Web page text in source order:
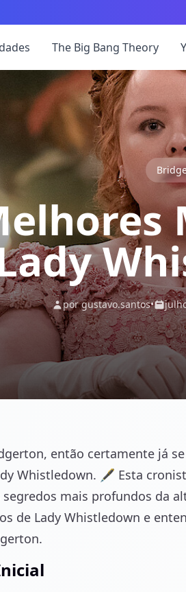
The Big Bang Theory
por gustavo.santos•
então certamente já
Whistledown. 🖋️ Esta
mais profundos da
de Lady Whistledown e